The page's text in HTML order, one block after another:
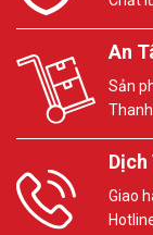
An
Sản
Dịch
Giao